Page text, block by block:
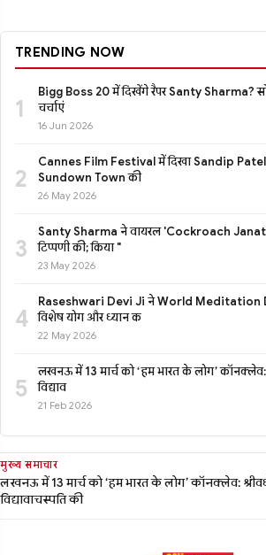
मुख्य समाचार
लखनऊ में 13 मार्च को ‘हम भारत के लोग’ कॉनक्लेव:
विद्यावाचस्पति की
TRENDING NOW
1
Bigg Boss 20 में दिखेंगे रैपर Santy Sharma?
चर्चाएं
16 Jun 2026
2
Cannes Film Festival में दिखा Sandip
Sundown Town की
26 May 2026
3
Santy Sharma ने वायरल 'Cockroach
टिप्पणी की; किया "
23 May 2026
4
Raseshwari Devi Ji ने World Meditation
विशेष योग और ध्यान क
22 May 2026
5
लखनऊ में 13 मार्च को ‘हम भारत के लोग’ कॉनक्लेव:
विद्याव
21 Feb 2026